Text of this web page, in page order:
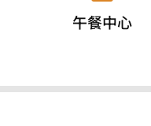
午餐中心